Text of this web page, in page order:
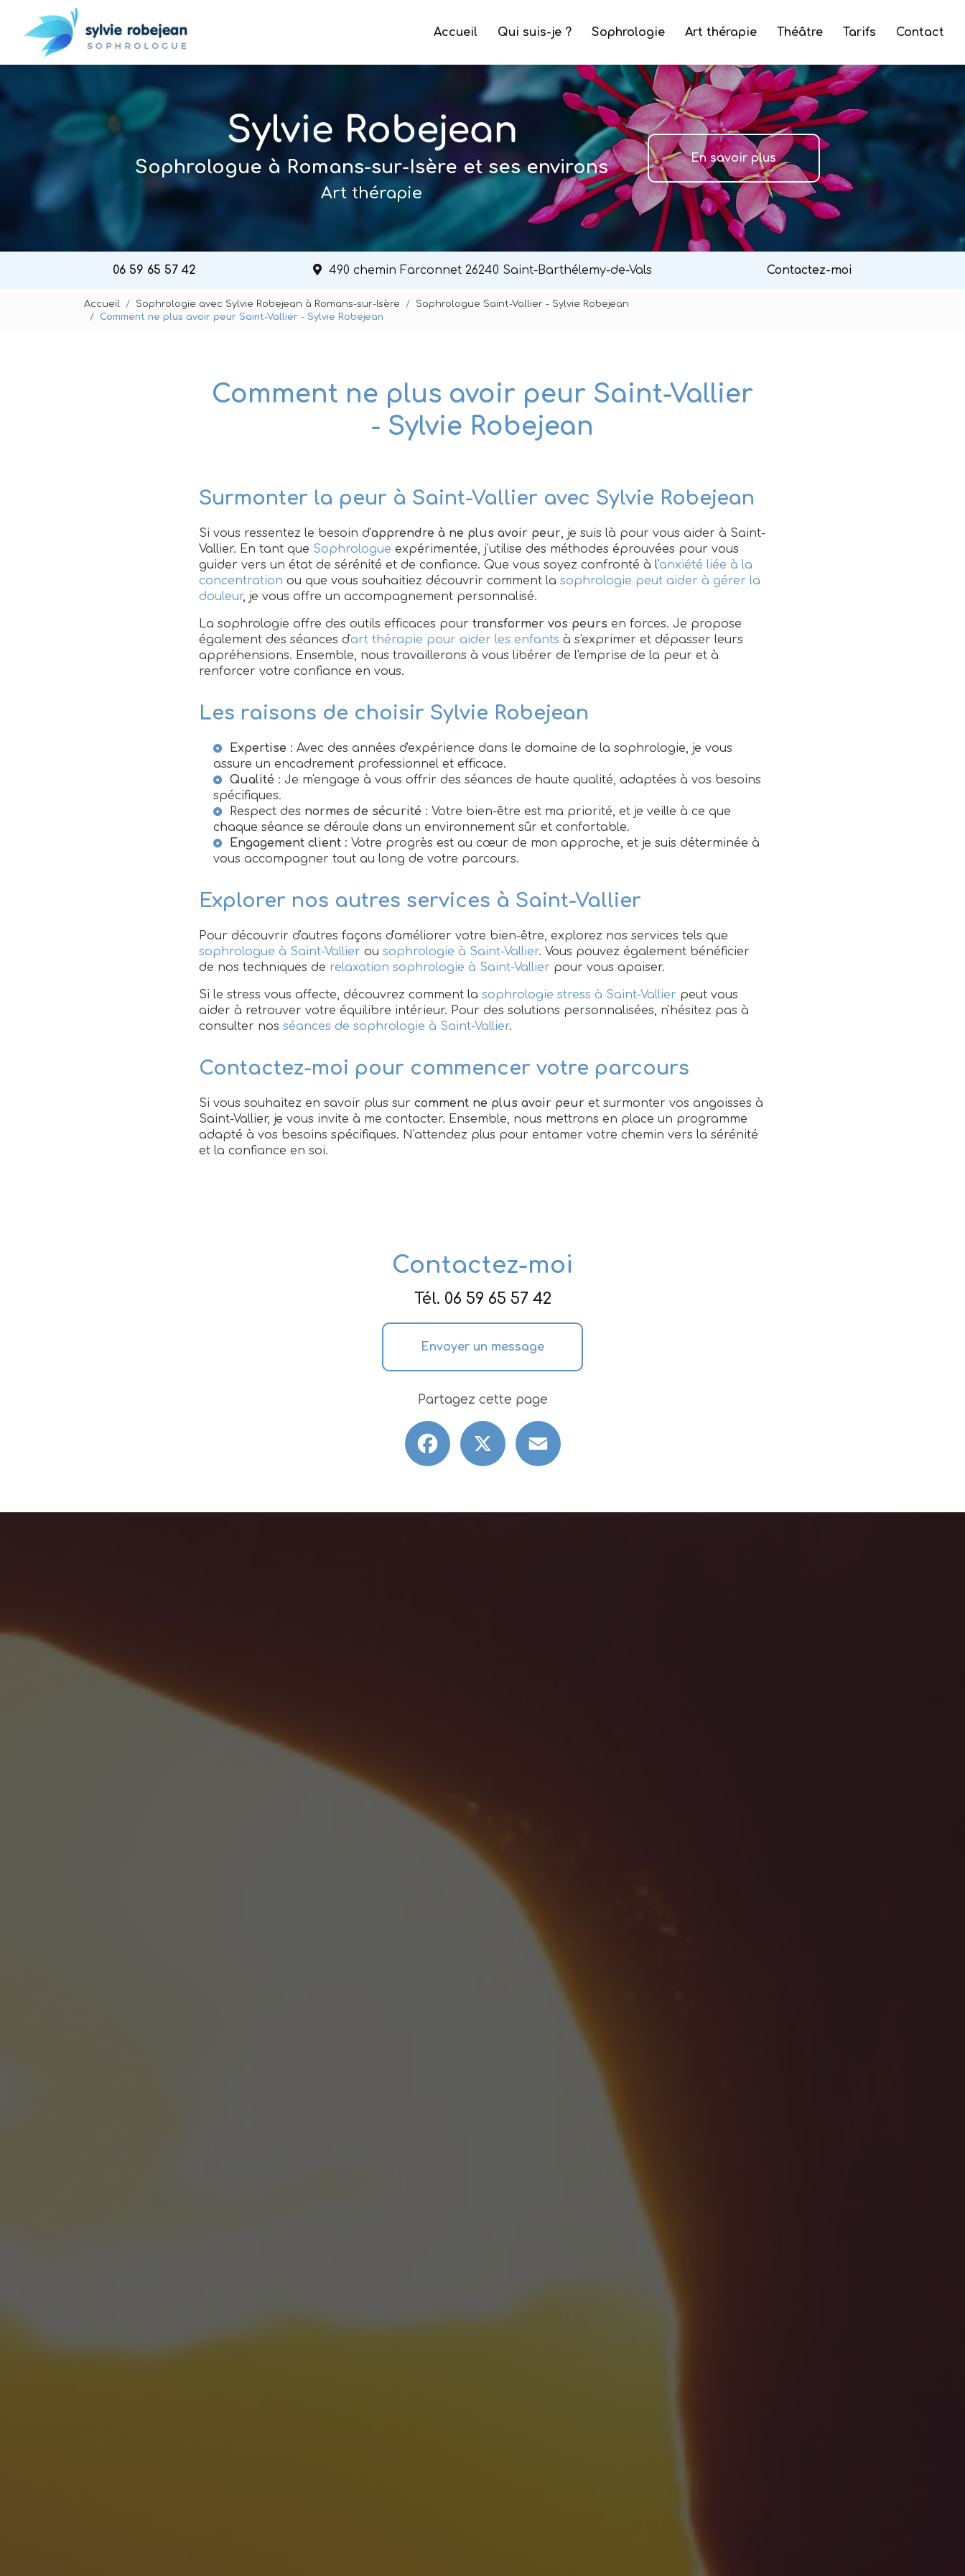
contenu
principal
Accueil
Qui suis-je ? Sophrologie Art thérapie Théâtre Tarifs Contact
Sophrologue à Romans-sur-Isère et ses environs
Art thérapie
En savoir plus
06 59 65 57 42 490 chemin Farconnet 26240 Saint-Barthélemy-de-Vals Contactez-moi
Accueil Sophrologie avec Sylvie Robejean à Romans-sur-Isère
Sophrologue Saint-Vallier - Sylvie Robejean
Comment ne plus avoir peur Saint-Vallier - Sylvie Robejean
Comment ne plus avoir peur Saint-Vallier
- Sylvie Robejean
Surmonter la peur à Saint-Vallier avec Sylvie Robejean
Si vous ressentez le besoin d'apprendre à ne plus avoir peur, je suis là pour vous aider à Saint-
Vallier. En tant que Sophrologue expérimentée, j'utilise des méthodes éprouvées pour vous
guider vers un état de sérénité et de confiance. Que vous soyez confronté à l'anxiété liée à la
concentration ou que vous souhaitiez découvrir comment la sophrologie peut aider à gérer la
douleur, je vous offre un accompagnement personnalisé.
La sophrologie offre des outils efficaces pour transformer vos peurs en forces. Je propose
également des séances d'art thérapie pour aider les enfants à s'exprimer et dépasser leurs
appréhensions. Ensemble, nous travaillerons à vous libérer de l'emprise de la peur et à
renforcer votre confiance en vous.
Les raisons de choisir Sylvie Robejean
Expertise : Avec des années d'expérience dans le domaine de la sophrologie, je vous
assure un encadrement professionnel et efficace.
Qualité : Je m'engage à vous offrir des séances de haute qualité, adaptées à vos besoins
spécifiques.
Respect des normes de sécurité : Votre bien-être est ma priorité, et je veille à ce que
chaque séance se déroule dans un environnement sûr et confortable.
Engagement client : Votre progrès est au cœur de mon approche, et je suis déterminée à
vous accompagner tout au long de votre parcours.
Explorer nos autres services à Saint-Vallier
Pour découvrir d'autres façons d'améliorer votre bien-être, explorez nos services tels que
sophrologue à Saint-Vallier ou sophrologie à Saint-Vallier. Vous pouvez également bénéficier
de nos techniques de relaxation sophrologie à Saint-Vallier pour vous apaiser.
Si le stress vous affecte, découvrez comment la sophrologie stress à Saint-Vallier peut vous
aider à retrouver votre équilibre intérieur. Pour des solutions personnalisées, n'hésitez pas à
consulter nos séances de sophrologie à Saint-Vallier.
Contactez-moi pour commencer votre parcours
Si vous souhaitez en savoir plus sur comment ne plus avoir peur et surmonter vos angoisses à
Saint-Vallier, je vous invite à me contacter. Ensemble, nous mettrons en place un programme
adapté à vos besoins spécifiques. N'attendez plus pour entamer votre chemin vers la sérénité
et la confiance en soi.
Contactez-moi
Tél. 06 59 65 57 42
Envoyer un message
Partagez cette page
Facebook